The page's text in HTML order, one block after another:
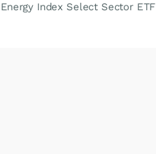
Index Select Sector